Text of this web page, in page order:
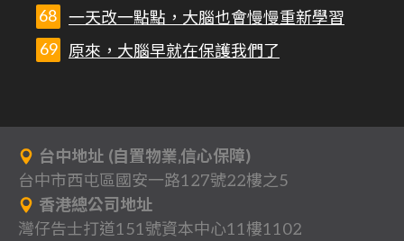
一天改一點點，大腦也會慢慢重新學習
原來，大腦早就在保護我們了
台中地址 (自置物業,信心保障)
台中市西屯區國安一路127號22樓之5
香港總公司地址
灣仔告士打道151號資本中心11樓1102